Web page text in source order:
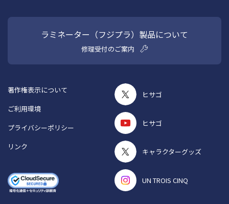
ラミネーター（フジプラ）製品について
修理受付のご案内
ヒサゴ
ヒサゴ
キャラクターグッズ
UN TROIS CINQ
著作権表示について
ご利用環境
プライバシーポリシー
リンク